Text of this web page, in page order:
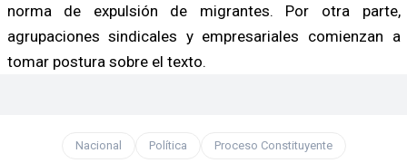
norma de expulsión de migrantes. Por otra parte,
agrupaciones sindicales y empresariales comienzan a
tomar postura sobre el texto.
Nacional Política Proceso Constituyente